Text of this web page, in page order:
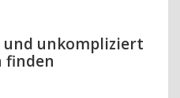
und unkompliziert
finden